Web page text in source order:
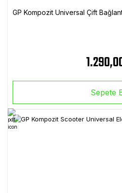
GP Kompozit Universal Çift
Sepete